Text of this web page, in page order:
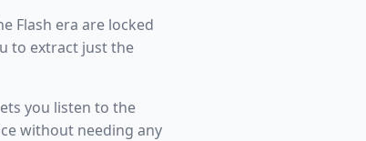
Flash era are locked
to extract just the
you listen to the
without needing any